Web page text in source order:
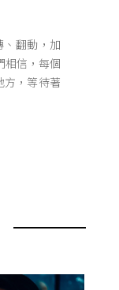
、翻動，加
相信，每個
方，等待著